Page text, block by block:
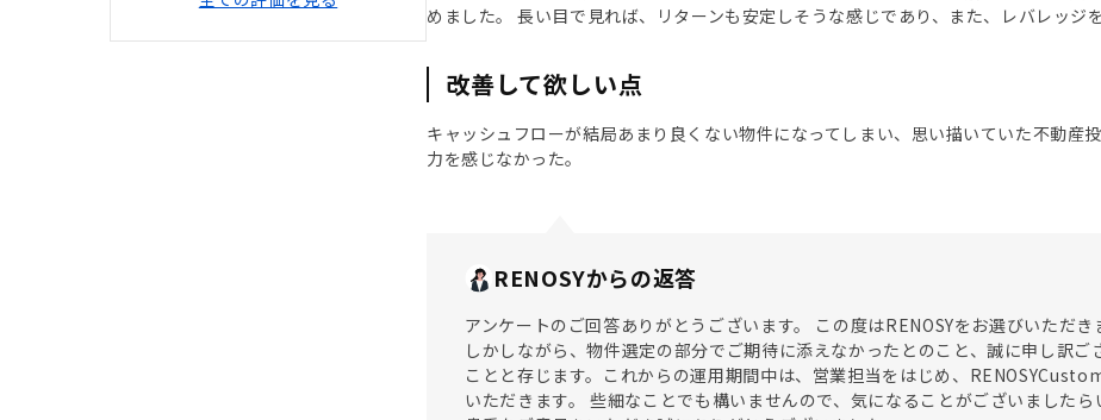
めました。 長い目で見れば、リターンも安定しそうな感じであり、また、レバレッジ
改善して欲しい点
キャッシュフローが結局あまり良くない物件になってしまい、思い描いていた不動産
力を感じなかった。
RENOSYからの返答
アンケートのご回答ありがとうございます。 この度はRENOSYをお選びいただき
しかしながら、物件選定の部分でご期待に添えなかったとのこと、誠に申し訳
ことと存じます。これからの運用期間中は、営業担当をはじめ、
いただきます。 些細なことでも構いませんので、気になることがございました